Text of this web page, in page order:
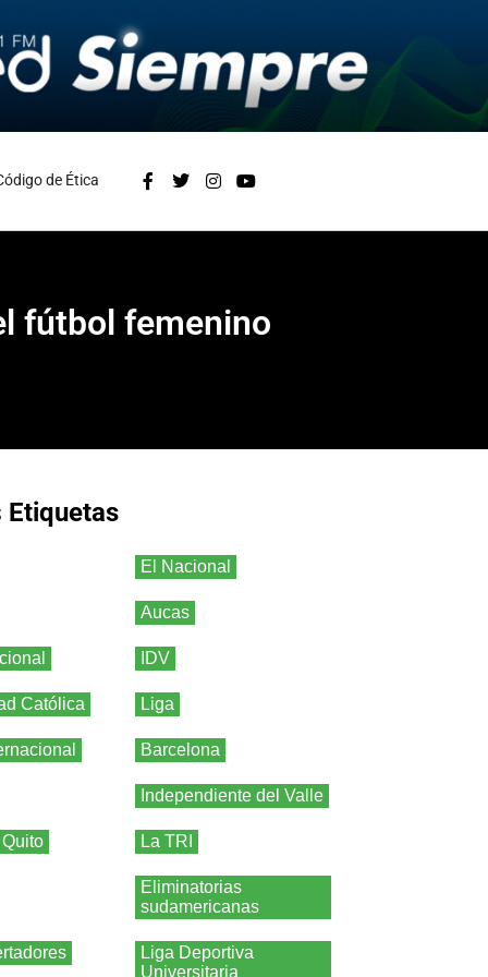
de Ética
fútbol femenino
Etiquetas
El Nacional
Aucas
IDV
Católica Liga
Barcelona
Independiente del Valle
La TRI
Eliminatorias
sudamericanas
Liga Deportiva
Universitaria